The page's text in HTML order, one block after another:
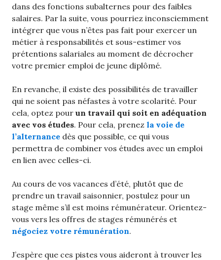
dans des fonctions subalternes pour des faibles
salaires. Par la suite, vous pourriez inconsciemment
intégrer que vous n’êtes pas fait pour exercer un
métier à responsabilités et sous-estimer vos
prétentions salariales au moment de décrocher
votre premier emploi de jeune diplômé.
En revanche, il existe des possibilités de travailler
qui ne soient pas néfastes à votre scolarité. Pour
cela, optez pour un travail qui soit en adéquation
avec vos études. Pour cela, prenez la voie de
l’alternance dès que possible, ce qui vous
permettra de combiner vos études avec un emploi
en lien avec celles-ci.
Au cours de vos vacances d’été, plutôt que de
prendre un travail saisonnier, postulez pour un
stage même s’il est moins rémunérateur. Orientez-
vous vers les offres de stages rémunérés et
négociez votre rémunération.
J’espère que ces pistes vous aideront à trouver les